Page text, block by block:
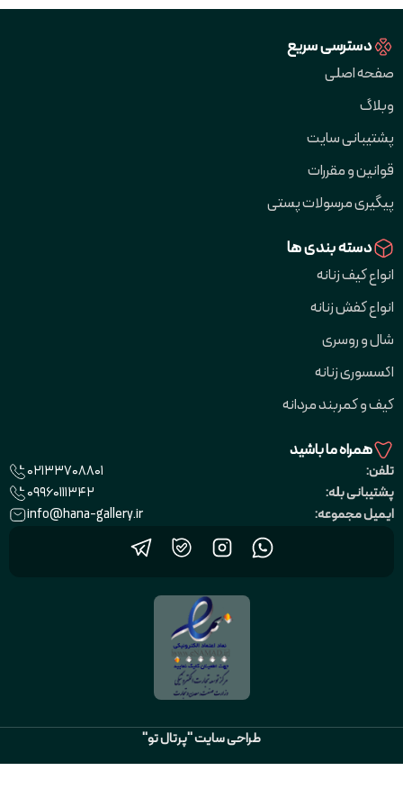
دسترسی سریع
صفحه اصلی
وبلاگ
پشتیبانی سایت
قوانین و مقررات
پیگیری مرسولات پستی
دسته بندی ها
انواع کیف زنانه
انواع کفش زنانه
شال و روسری
اکسسوری زنانه
کیف و کمربند مردانه
همراه ما باشید
تلفن:
02133708801
پشتیبانی بله:
09960111342
ایمیل مجموعه:
info@hana-gallery.ir
طراحی سایت "پرتال تو"